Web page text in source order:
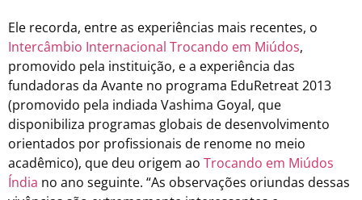
Ele recorda, entre as experiências mais recentes, o
Intercâmbio Internacional Trocando em Miúdos,
promovido pela instituição, e a experiência das
fundadoras da Avante no programa EduRetreat 2013
(promovido pela indiada Vashima Goyal, que
disponibiliza programas globais de desenvolvimento
orientados por profissionais de renome no meio
acadêmico), que deu origem ao Trocando em Miúdos
Índia no ano seguinte. “As observações oriundas dessas